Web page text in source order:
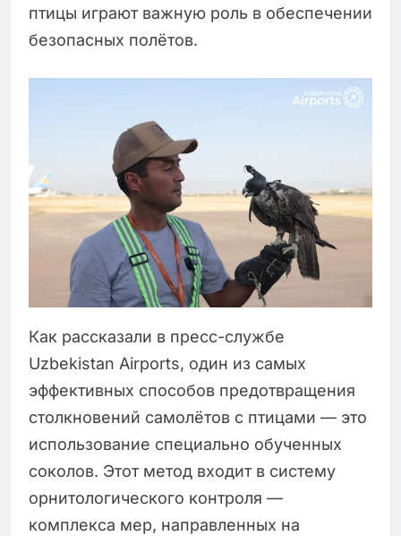
птицы играют важную роль в обеспечении
безопасных полётов.
Как рассказали в пресс-службе
Uzbekistan Airports, один из самых
эффективных способов предотвращения
столкновений самолётов с птицами — это
использование специально обученных
соколов. Этот метод входит в систему
орнитологического контроля —
комплекса мер, направленных на